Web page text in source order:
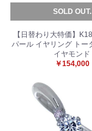
SOLD OUT.
【日替わり大特価】
パール イヤリング トー
イヤモンド
￥154,000